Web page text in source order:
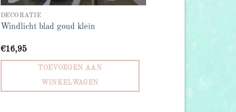
DECORATIE
Windlicht blad goud klein
€16,95
TOEVOEGEN AAN
WINKELWAGEN